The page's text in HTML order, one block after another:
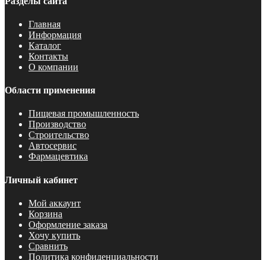
Главная
Информация
Каталог
Контакты
О компании
Области применения
Пищевая промышленность
Производство
Строительство
Автосервис
Фармацевтика
Личный кабинет
Мой аккаунт
Корзина
Оформление заказа
Хочу купить
Сравнить
Политика конфиденциальности